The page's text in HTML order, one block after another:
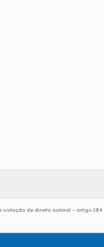
violação de direito autoral – artigo 184